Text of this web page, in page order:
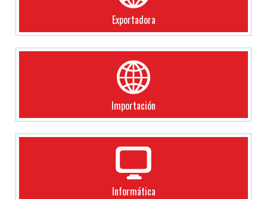
Exportadora
Importación
Informática